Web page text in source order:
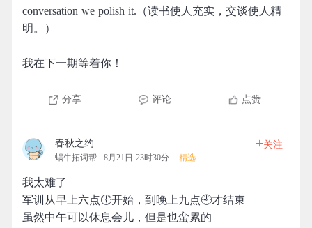
conversation we polish it.（读书使人充实，交谈使人精
明。）
我在下一期等着你！
分享 评论 点赞
春秋之约
蜗牛拓词帮 8月21日 23时30分 精选
+关注
我太难了
军训从早上六点🕕开始，到晚上九点🕘才结束
虽然中午可以休息会儿，但是也蛮累的